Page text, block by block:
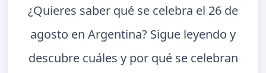
¿Quieres saber qué se celebra el 26 de
agosto en Argentina? Sigue leyendo y
descubre cuáles y por qué se celebran